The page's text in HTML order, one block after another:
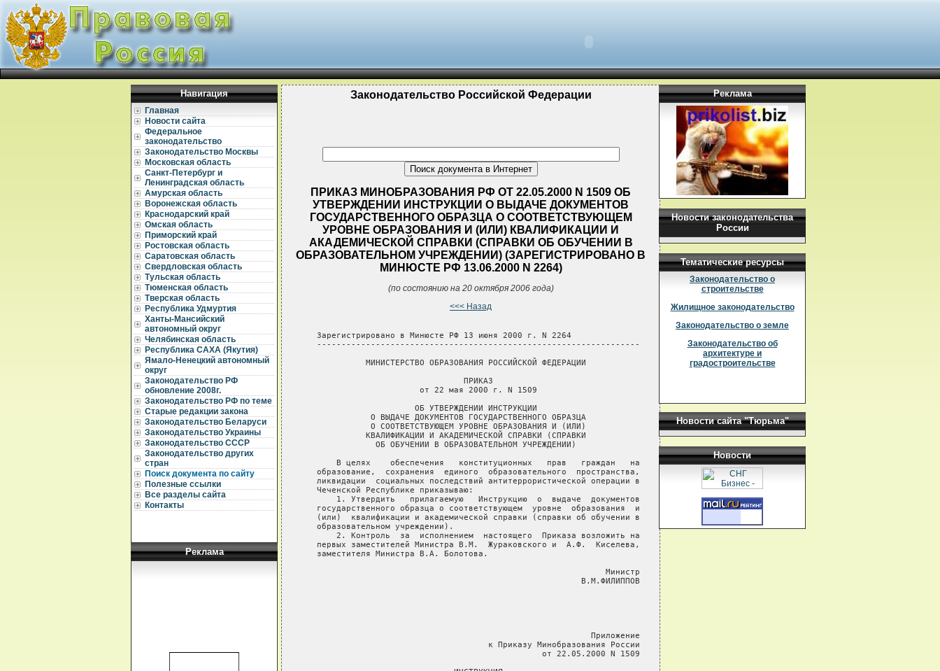
Навигация
Главная
Новости сайта
Федеральное
законодательство
Законодательство Москвы
Московская область
Санкт-Петербург и
Ленинградская область
Амурская область
Воронежская область
Краснодарский край
Омская область
Приморский край
Ростовская область
Саратовская область
Свердловская область
Тульская область
Тюменская область
Тверская область
Республика Удмуртия
Ханты-Мансийский
автономный округ
Челябинская область
Республика САХА (Якутия)
Ямало-Ненецкий автономный
округ
Законодательство РФ
обновление 2008г.
Законодательство РФ по теме
Старые редакции закона
Законодательство Беларуси
Законодательство Украины
Законодательство СССР
Законодательство других
стран
Поиск документа по сайту
Полезные ссылки
Все разделы сайта
Контакты
Реклама
Законодательство Российской Федерации
ПРИКАЗ МИНОБРАЗОВАНИЯ РФ ОТ 22.05.2000 N 1509 ОБ
УТВЕРЖДЕНИИ ИНСТРУКЦИИ О ВЫДАЧЕ ДОКУМЕНТОВ
ГОСУДАРСТВЕННОГО ОБРАЗЦА О СООТВЕТСТВУЮЩЕМ
УРОВНЕ ОБРАЗОВАНИЯ И (ИЛИ) КВАЛИФИКАЦИИ И
АКАДЕМИЧЕСКОЙ СПРАВКИ (СПРАВКИ ОБ ОБУЧЕНИИ В
ОБРАЗОВАТЕЛЬНОМ УЧРЕЖДЕНИИ) (ЗАРЕГИСТРИРОВАНО В
МИНЮСТЕ РФ 13.06.2000 N 2264)
(по состоянию на 20 октября 2006 года)
<<< Назад
Реклама
Новости законодательства
России
Тематические ресурсы
Законодательство о
строительстве
Жилищное законодательство
Законодательство о земле
Законодательство об
архитектуре и
градостроительстве
Новости сайта "Тюрьма"
Новости